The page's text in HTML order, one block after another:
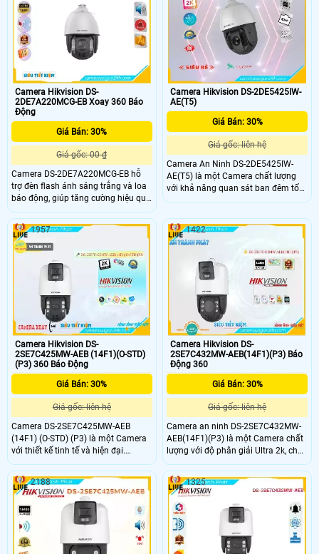
Độ phân giải 2
Camera Hikvision DS-
2DE7A220MCG-EB Xoay 360 Báo
Động
Giá Bán: 30%
Giá gốc: 00 ₫
Camera DS-2DE7A220MCG-EB hỗ
trợ đèn flash ánh sáng trắng và loa
báo động, giúp tăng cường hiệu quả
giám sát và cảnh báo. Đèn flash
ánh sáng trắng có tầm xa lên đến
100m cho phép quan sát rõ ràng và
chi tiết trong điều kiện ánh sáng
Camera Hikvision DS-2DE5425IW-
AE(T5)
Giá Bán: 30%
Giá gốc: liên hệ
Camera An Ninh DS-2DE5425IW-
AE(T5) là một Camera chất lượng
với khả năng quan sát ban đêm tốt
nhờ công nghệ hồng ngoại 150m.
Ultra 2k, mang đến hình ảnh rõ nét,
chi tiết. Camera được tích hợp công
nghệ IP, mang lại khả năng kết nối
và quản lý linh hoạt
Camera Hikvision DS-
2SE7C425MW-AEB (14F1)(O-STD)
(P3) 360 Báo Động
Giá Bán: 30%
Giá gốc: liên hệ
Camera DS-2SE7C425MW-AEB
(14F1) (O-STD) (P3) là một Camera
với thiết kế tinh tế và hiện đại.
Camera này có khả năng xoay 360
độ để giám sát toàn cảnh một cách
tốt nhất. Độ phân giải Ultra 2k
mang đến hình ảnh sắc nét và chi
tiết. Với tích hợp công nghệ IP,
camera này có thể kết nối với mạng
internet và cho phép người dùng
xem hình ảnh từ xa
1957
Camera Hikvision DS-
2SE7C432MW-AEB(14F1)(P3) Báo
Động 360
Giá Bán: 30%
Giá gốc: liên hệ
Camera an ninh DS-2SE7C432MW-
AEB(14F1)(P3) là một Camera chất
lượng với độ phân giải Ultra 2k, cho
hình ảnh sắc nét. Camera còn được
trang bị công nghệ IP, giúp xem ban
đêm với khoảng cách xa tới 150m
nhờ hồng ngoại. Công nghệ hồng
ngoại Smart IR cũng giúp camera
nhìn rõ hơn khi có ánh sáng ngược
1422
2188 1325